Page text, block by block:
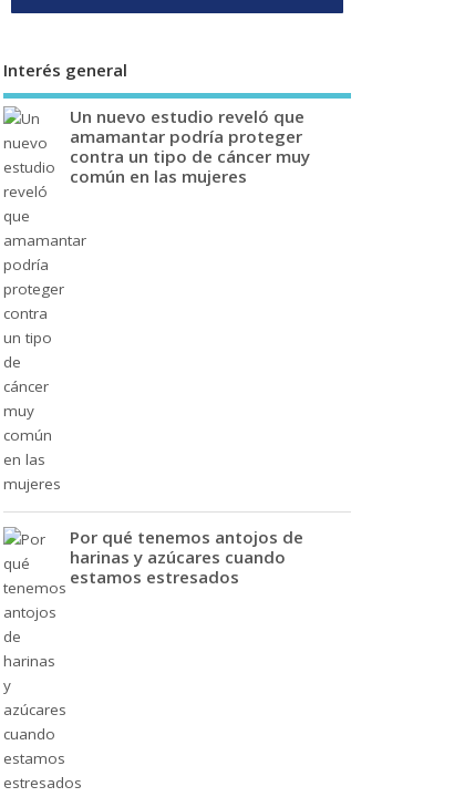
Interés general
Un nuevo estudio reveló que
amamantar podría proteger
contra un tipo de cáncer muy
común en las mujeres
Por qué tenemos antojos de
harinas y azúcares cuando
estamos estresados